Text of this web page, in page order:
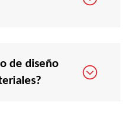
de diseño